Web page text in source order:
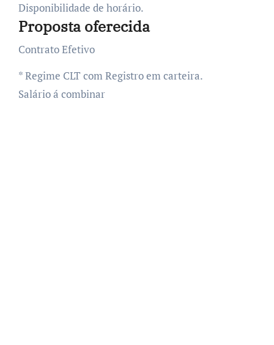
Disponibilidade de horário.
Proposta oferecida
Contrato Efetivo
* Regime CLT com Registro em carteira.
Salário á combinar